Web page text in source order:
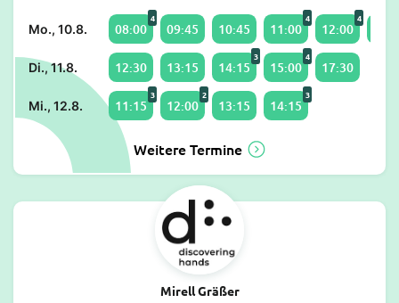
Mo., 10.8. 08:00
4
09:45 10:45 11:00
4
12:00
4
Di., 11.8. 12:30 13:15 14:15
3
15:00
4
17:30
Mi., 12.8. 11:15
3
12:00
2
13:15 14:15
3
Weitere Termine
Mirell Gräßer